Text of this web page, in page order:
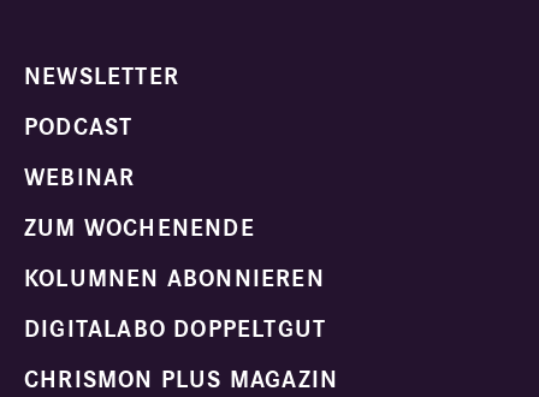
NEWSLETTER
PODCAST
WEBINAR
ZUM WOCHENENDE
KOLUMNEN ABONNIEREN
DIGITALABO DOPPELTGUT
CHRISMON PLUS MAGAZIN